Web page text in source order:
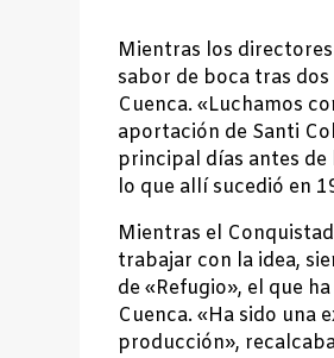
Mientras los
sabor de boca tras
Cuenca. «Luchamos
aportación de Santi
principal días antes de
lo que allí sucedió en
Mientras el
trabajar con la idea,
de «Refugio», el que
Cuenca. «Ha sido
producción»,